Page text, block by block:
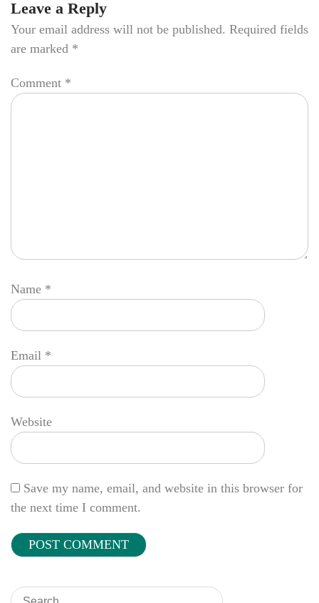
Leave a Reply
Your email address will not be published. Required fields
are marked *
Comment *
Name *
Email *
Website
Save my name, email, and website in this browser for
the next time I comment.
Search